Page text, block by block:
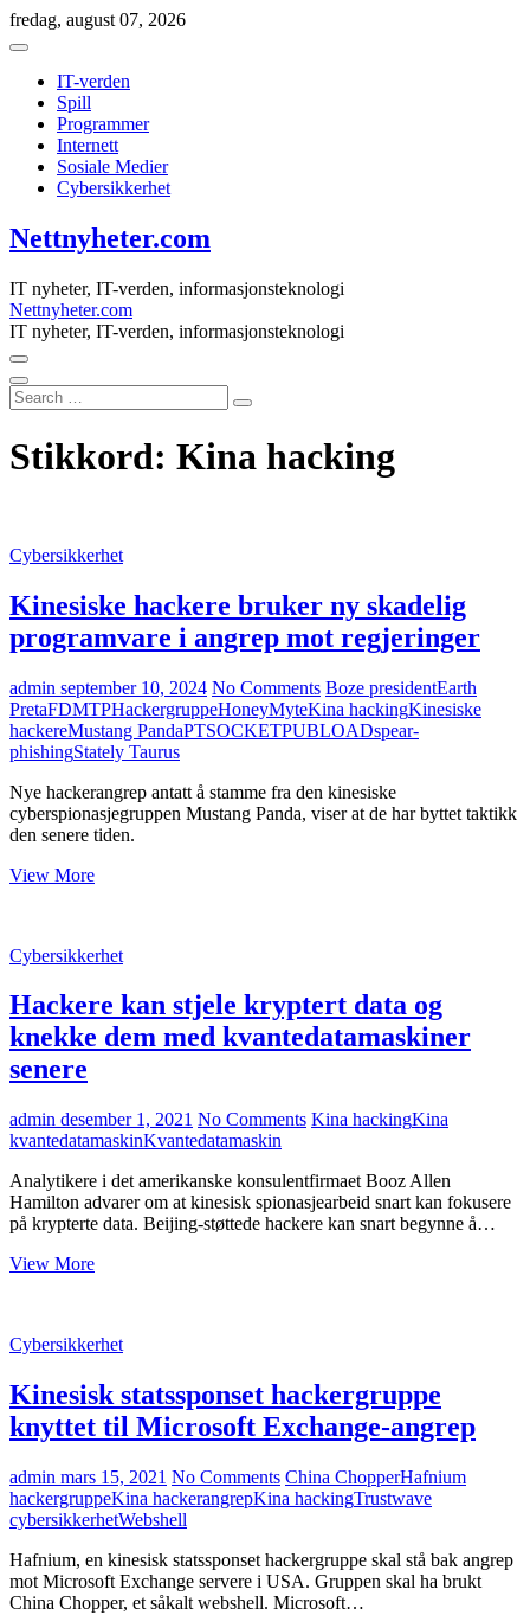
Skip
to
fredag, august 07, 2026
IT-verden
Spill
Programmer
Internett
Sosiale Medier
Cybersikkerhet
Nettnyheter.com
IT nyheter, IT-verden, informasjonsteknologi
Nettnyheter.com
IT nyheter, IT-verden, informasjonsteknologi
Search
…
Stikkord: Kina hacking
Cybersikkerhet
Kinesiske hackere bruker ny skadelig
programvare i angrep mot regjeringer
admin september 10, 2024 No Comments Boze presidentEarth
PretaFDMTPHackergruppeHoneyMyteKina hackingKinesiske
hackereMustang PandaPTSOCKETPUBLOADspear-
phishingStately Taurus
Nye hackerangrep antatt å stamme fra den kinesiske
cyberspionasjegruppen Mustang Panda, viser at de har byttet taktikk
den senere tiden.
View MoreKinesiske
skadelig
i
angrep
mot
Cybersikkerhet
Hackere kan stjele kryptert data og
knekke dem med kvantedatamaskiner
senere
admin desember 1, 2021 No Comments Kina hackingKina
kvantedatamaskinKvantedatamaskin
Analytikere i det amerikanske konsulentfirmaet Booz Allen
Hamilton advarer om at kinesisk spionasjearbeid snart kan fokusere
på krypterte data. Beijing-støttede hackere kan snart begynne å…
View MoreHackere
data
knekke
dem
med
senere
Cybersikkerhet
Kinesisk statssponset hackergruppe
knyttet til Microsoft Exchange-angrep
admin mars 15, 2021 No Comments China ChopperHafnium
hackergruppeKina hackerangrepKina hackingTrustwave
cybersikkerhetWebshell
Hafnium, en kinesisk statssponset hackergruppe skal stå bak angrep
mot Microsoft Exchange servere i USA. Gruppen skal ha brukt
China Chopper, et såkalt webshell. Microsoft…